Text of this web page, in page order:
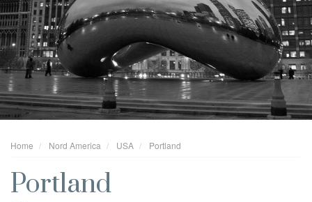
Home Nord America USA Portland
Portland